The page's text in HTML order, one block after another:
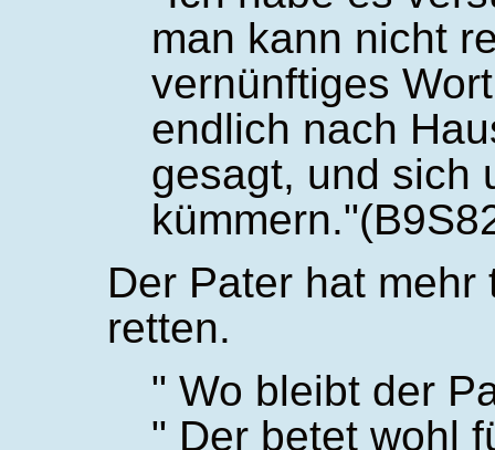
man kann nicht
vernünftiges
endlich nach
gesagt, und sich
kümmern.
Der Pater hat
retten.
Wo bleibt der
Der betet wohl